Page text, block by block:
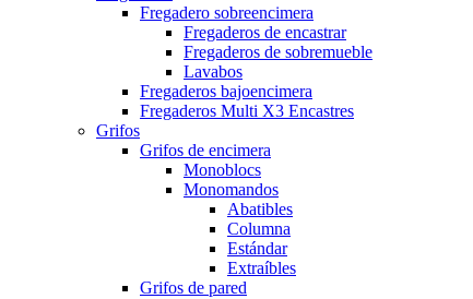
Fregadero sobreencimera
Fregaderos de encastrar
Fregaderos de sobremueble
Lavabos
Fregaderos bajoencimera
Fregaderos Multi X3 Encastres
Grifos
Grifos de encimera
Monoblocs
Monomandos
Abatibles
Columna
Estándar
Extraíbles
Grifos de pared